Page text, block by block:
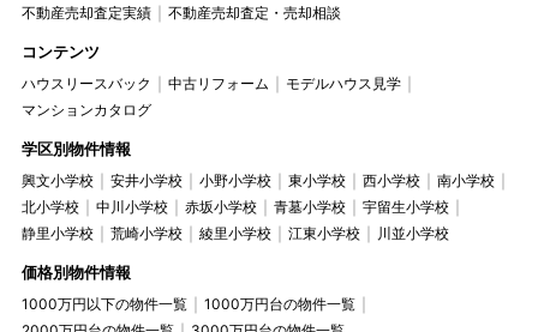
不動産売却査定実績
不動産売却査定・売却相談
コンテンツ
ハウスリースバック 中古リフォーム
モデルハウス見学
マンションカタログ
学区別物件情報
興文小学校 安井小学校 小野小学校 東小学校 西小学校
南小学校
北小学校
中川小学校 赤坂小学校 青墓小学校
宇留生小学校
静里小学校
荒崎小学校 綾里小学校 江東小学校 川並小学校
価格別物件情報
1000万円以下の物件一覧
1000万円台の物件一覧